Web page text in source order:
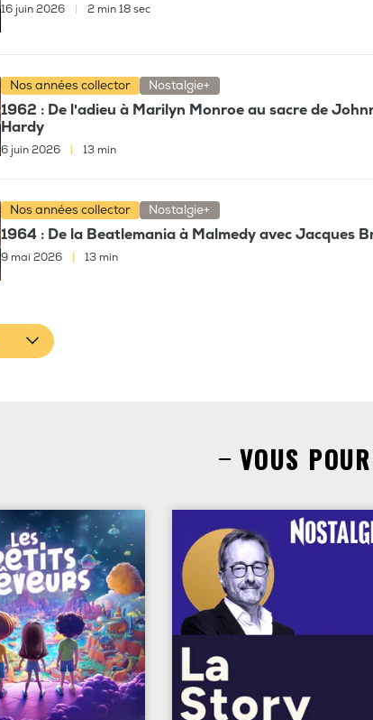
16 juin 2026 2 min 18 sec
Nos années collector Nostalgie+
1962 : De l'adieu à Marilyn Monroe au sacre de
Hardy
6 juin 2026 13 min
Nos années collector Nostalgie+
1964 : De la Beatlemania à Malmedy avec Jacques
9 mai 2026 | 13 min
VOUS